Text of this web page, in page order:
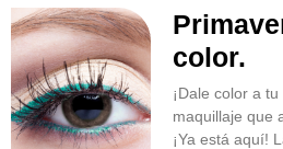
color.
¡Dale color a
maquillaje que
¡Ya está aquí!